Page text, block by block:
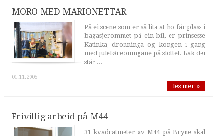
MORO MED MARIONETTAR
På ei scene som er så lita at ho får plass i
bagasjerommet på ein bil, er prinsesse
Katinka, dronninga og kongen i gang
med juleførebuingane på slottet. Bak dei
står ...
01.11.2005
les mer »
Frivillig arbeid på M44
31 kvadratmeter av M44 på Bryne skal